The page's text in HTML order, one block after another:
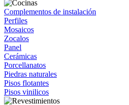
Complementos de instalación
Perfiles
Mosaicos
Zocalos
Panel
Cerámicas
Porcellanatos
Piedras naturales
Pisos flotantes
Pisos vinilicos